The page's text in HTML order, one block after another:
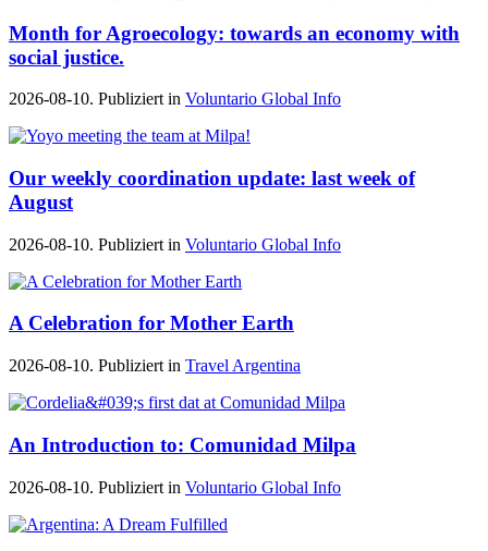
Month for Agroecology: towards an economy with
social justice.
2026-08-10. Publiziert in Voluntario Global Info
Our weekly coordination update: last week of
August
2026-08-10. Publiziert in Voluntario Global Info
A Celebration for Mother Earth
2026-08-10. Publiziert in Travel Argentina
An Introduction to: Comunidad Milpa
2026-08-10. Publiziert in Voluntario Global Info